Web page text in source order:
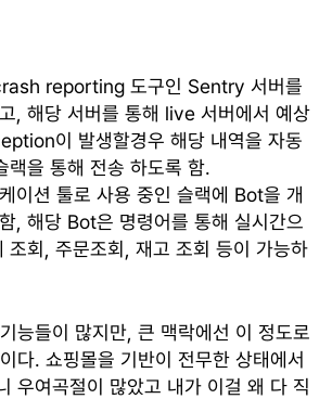
reporting 도구인 Sentry 서버를
, 해당 서버를 통해 live 서버에서 예상
이 발생할경우 해당 내역을 자동
랙을 통해 전송 하도록 함.
이션 툴로 사용 중인 슬랙에 Bot을 개
, 해당 Bot은 명령어를 통해 실시간으
조회, 주문조회, 재고 조회 등이 가능하
능들이 많지만, 큰 맥락에선 이 정도로
다. 쇼핑몰을 기반이 전무한 상태에서
우여곡절이 많았고 내가 이걸 왜 다 직